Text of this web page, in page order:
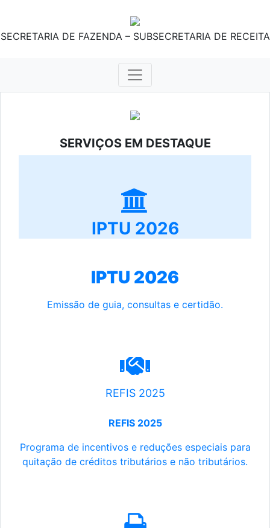
SECRETARIA DE FAZENDA – SUBSECRETARIA DE RECEITA
SERVIÇOS EM DESTAQUE
IPTU 2026
IPTU 2026
Emissão de guia, consultas e certidão.
REFIS 2025
REFIS 2025
Programa de incentivos e reduções especiais para
quitação de créditos tributários e não tributários.